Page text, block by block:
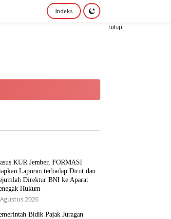
Indeks
tutup
KUR Jember, FORMASI
Laporan terhadap Dirut dan
Direktur BNI ke Aparat
Hukum
2026
Bidik Pajak Juragan